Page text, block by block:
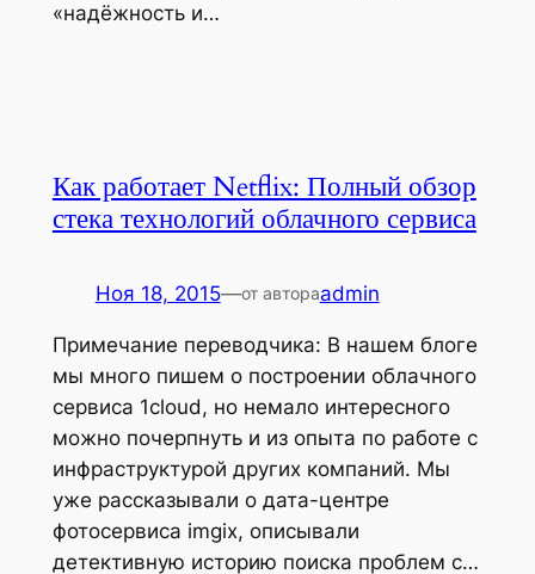
«надёжность и…
Как работает Netflix: Полный обзор
стека технологий облачного сервиса
Ноя 18, 2015—от автораadmin
Примечание переводчика: В нашем блоге
мы много пишем о построении облачного
сервиса 1cloud, но немало интересного
можно почерпнуть и из опыта по работе с
инфраструктурой других компаний. Мы
уже рассказывали о дата-центре
фотосервиса imgix, описывали
детективную историю поиска проблем с…